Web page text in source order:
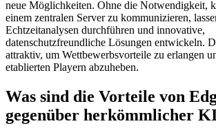
neue Möglichkeiten. Ohne die Notwendigkeit,
einem zentralen Server zu kommunizieren,
Echtzeitanalysen durchführen und innovative,
datenschutzfreundliche Lösungen entwickeln.
attraktiv, um Wettbewerbsvorteile zu erlangen
etablierten Playern abzuheben.
Was sind die Vorteile von
gegenüber herkömmlicher